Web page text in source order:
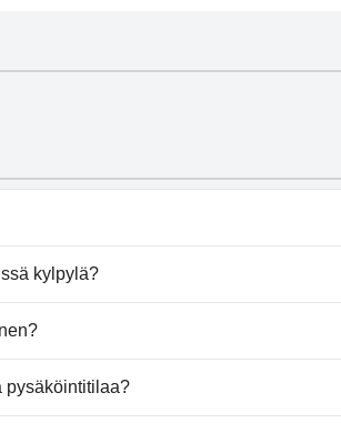
allas/altaita, jotka kuuluvat yhteen tai
kylpylä?
tervetulleiksi.
pysäköintitilaa?